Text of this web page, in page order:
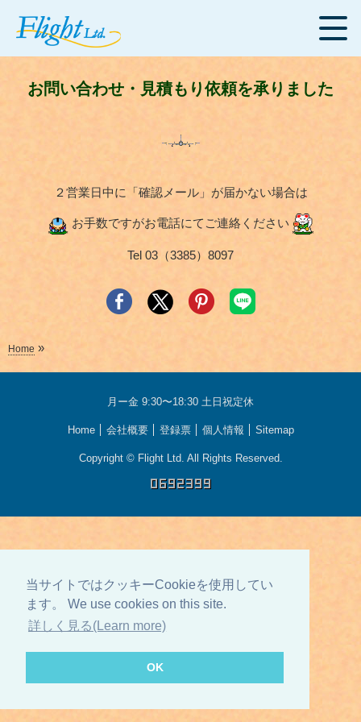
当サイトではクッキーCookieを使用してい
ます。 We use cookies on this site.
詳しく見る(Learn more)
OK
お問い合わせ・見積もり依頼を承りました
２営業日中に「確認メール」が届かない場合は
お手数ですがお電話にてご連絡ください
Tel 03（3385）8097
Home »
月ー金 9:30〜18:30 土日祝定休
Home 会社概要 登録票 個人情報 Sitemap
Copyright © Flight Ltd. All Rights Reserved.